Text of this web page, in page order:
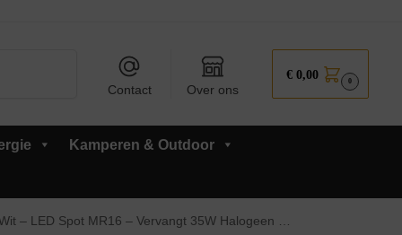
Contact Over ons
€ 0,00 0
Kamperen & Outdoor
MR16 – Vervangt 35W Halogeen Gloeilamp – 5 stuk